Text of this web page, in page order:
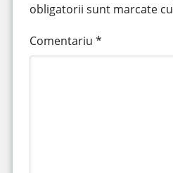
obligatorii sunt marcate cu
Comentariu *